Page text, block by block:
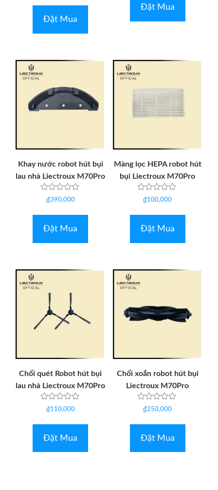
5
sao
Đặt Mua
5
sao
Đặt Mua
Khay nước robot hút bụi
lau nhà Liectroux M70Pro
Được
xếp
5
sao
₫390,000
Đặt Mua
Màng lọc HEPA robot hút
bụi Liectroux M70Pro
Được
xếp
5
sao
₫100,000
Đặt Mua
Chổi quét Robot hút bụi
lau nhà Liectroux M70Pro
Được
xếp
5
sao
₫110,000
Đặt Mua
Chổi xoắn robot hút bụi
Liectroux M70Pro
Được
xếp
5
sao
₫250,000
Đặt Mua